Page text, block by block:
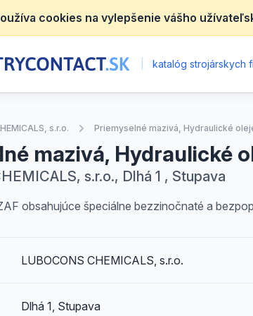
cookies na vylepšenie vášho
katalóg strojárskych
s.r.o. Priemyselné mazivá, Hydraulické
mazivá, Hydraulické
s.r.o., Dlhá 1 , Stupava
obsahujúce špeciálne bezzinočnaté a
LUBOCONS CHEMICALS, s.r.o.
Dlhá 1, Stupava